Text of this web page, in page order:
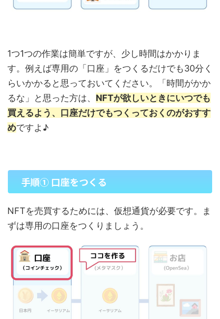
1つ1つの作業は簡単ですが、少し時間はかかりま
す。例えば専用の「口座」をつくるだけでも30分く
らいかかると思っておいてください。「時間がかか
るな」と思った方は、 NFTが欲しいときにいつでも
買えるよう、口座だけでもつくっておくのがおすす
めですよ♪
手順① 口座をつくる
NFTを売買するためには、仮想通貨が必要です。ま
ずは専用の口座をつくりましょう。